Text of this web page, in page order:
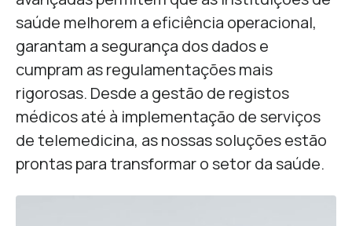
saúde melhorem a eficiência operacional,
garantam a segurança dos dados e
cumpram as regulamentações mais
rigorosas. Desde a gestão de registos
médicos até à implementação de serviços
de telemedicina, as nossas soluções estão
prontas para transformar o setor da saúde.